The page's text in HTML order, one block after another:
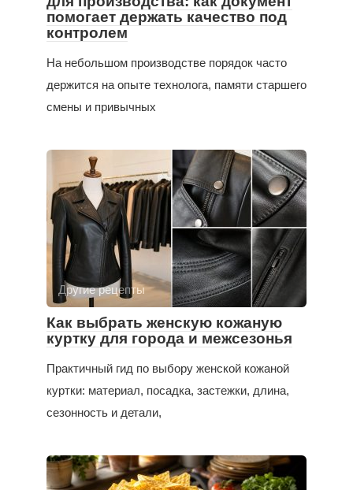
помогает держать качество под
контролем
На небольшом производстве порядок часто
держится на опыте технолога, памяти старшего
смены и привычных
Другие рецепты
Как выбрать женскую кожаную
куртку для города и межсезонья
Практичный гид по выбору женской кожаной
куртки: материал, посадка, застежки, длина,
сезонность и детали,